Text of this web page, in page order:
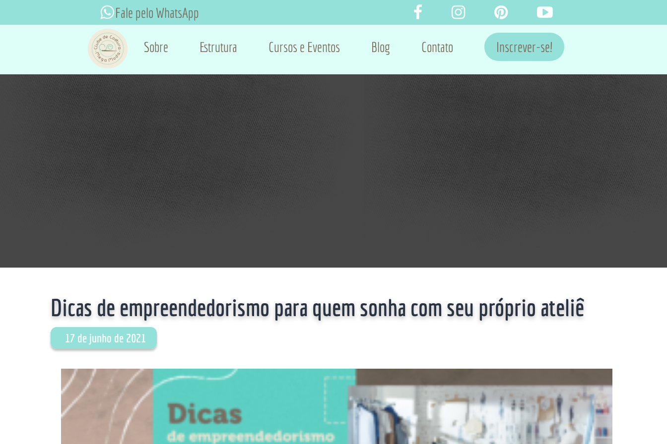
Fale pelo WhatsApp
Sobre Estrutura Cursos e Eventos Blog Contato Inscrever-se!
Dicas de empreendedorismo para quem sonha com seu próprio ateliê
17 de junho de 2021